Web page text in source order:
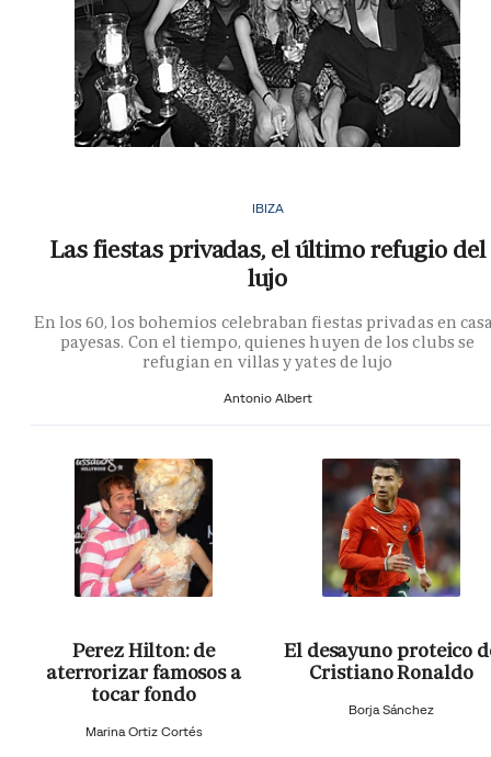
IBIZA
Las fiestas privadas, el último refugio del
lujo
En los 60, los bohemios celebraban fiestas privadas en
payesas. Con el tiempo, quienes huyen de los clubs se
refugian en villas y yates de lujo
Antonio Albert
Perez Hilton: de
aterrorizar famosos a
tocar fondo
Marina Ortiz Cortés
El desayuno proteico
Cristiano Ronaldo
Borja Sánchez